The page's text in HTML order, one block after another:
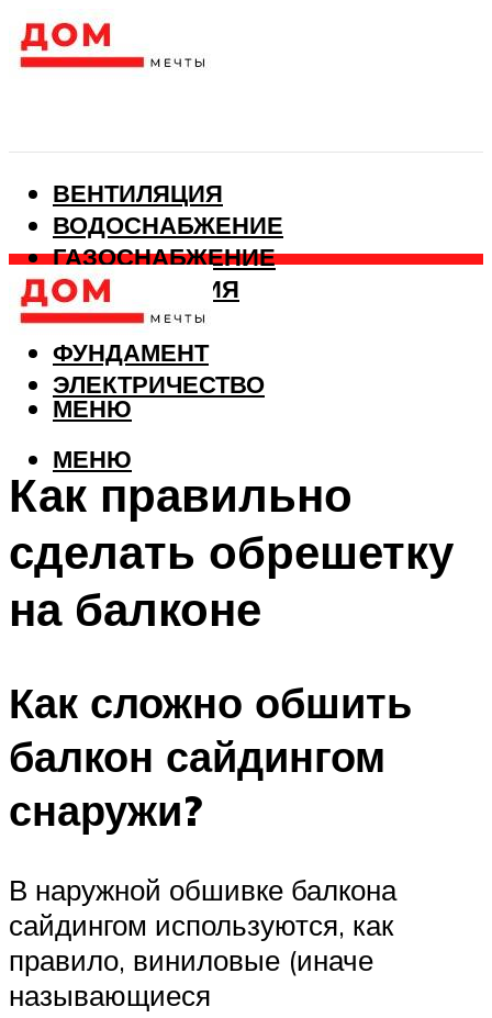
ВЕНТИЛЯЦИЯ
ВОДОСНАБЖЕНИЕ
ГАЗОСНАБЖЕНИЕ
КАНАЛИЗАЦИЯ
ОТОПЛЕНИЕ
ФУНДАМЕНТ
ЭЛЕКТРИЧЕСТВО
МЕНЮ
МЕНЮ
Как правильно
сделать обрешетку
на балконе
Как сложно обшить
балкон сайдингом
снаружи?
В наружной обшивке балкона
сайдингом используются, как
правило, виниловые (иначе
называющиеся